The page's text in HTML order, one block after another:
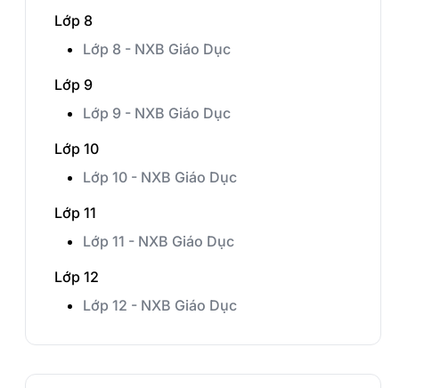
Lớp 8
Lớp 8 - NXB Giáo Dục
Lớp 9
Lớp 9 - NXB Giáo Dục
Lớp 10
Lớp 10 - NXB Giáo Dục
Lớp 11
Lớp 11 - NXB Giáo Dục
Lớp 12
Lớp 12 - NXB Giáo Dục